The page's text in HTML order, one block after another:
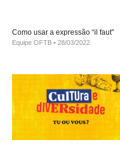
Como usar a expressão “il faut”
Equipe OFTB 28/03/2022